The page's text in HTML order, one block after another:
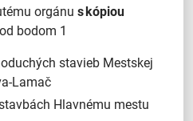
orgánu s kópiou
bodom 1
stavieb Mestskej
Lamač
Hlavnému mestu